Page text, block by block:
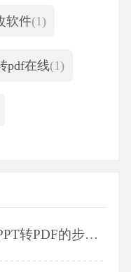
软件(1)
pdf在线(1)
如何将PPT转换为PDF？PPT转PDF的步骤是什么？